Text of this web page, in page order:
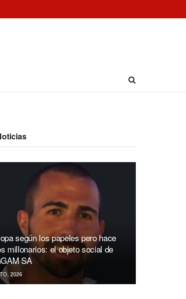
según los papeles pero hace
millonarios: el objeto social de
SA
2026